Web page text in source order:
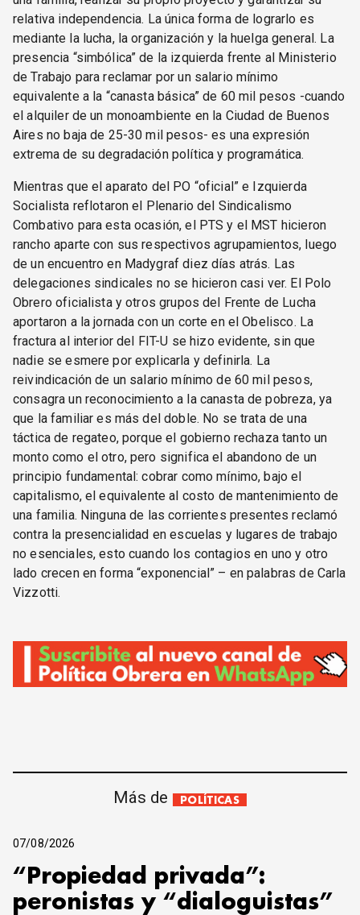
relativa independencia. La única forma de lograrlo es
mediante la lucha, la organización y la huelga general. La
presencia “simbólica” de la izquierda frente al Ministerio
de Trabajo para reclamar por un salario mínimo
equivalente a la “canasta básica” de 60 mil pesos -cuando
el alquiler de un monoambiente en la Ciudad de Buenos
Aires no baja de 25-30 mil pesos- es una expresión
extrema de su degradación política y programática.
Mientras que el aparato del PO “oficial” e Izquierda
Socialista reflotaron el Plenario del Sindicalismo
Combativo para esta ocasión, el PTS y el MST hicieron
rancho aparte con sus respectivos agrupamientos, luego
de un encuentro en Madygraf diez días atrás. Las
delegaciones sindicales no se hicieron casi ver. El Polo
Obrero oficialista y otros grupos del Frente de Lucha
aportaron a la jornada con un corte en el Obelisco. La
fractura al interior del FIT-U se hizo evidente, sin que
nadie se esmere por explicarla y definirla. La
reivindicación de un salario mínimo de 60 mil pesos,
consagra un reconocimiento a la canasta de pobreza, ya
que la familiar es más del doble. No se trata de una
táctica de regateo, porque el gobierno rechaza tanto un
monto como el otro, pero significa el abandono de un
principio fundamental: cobrar como mínimo, bajo el
capitalismo, el equivalente al costo de mantenimiento de
una familia. Ninguna de las corrientes presentes reclamó
contra la presencialidad en escuelas y lugares de trabajo
no esenciales, esto cuando los contagios en uno y otro
lado crecen en forma “exponencial” – en palabras de Carla
Vizzotti.
Más de POLÍTICAS
07/08/2026
“Propiedad privada”:
peronistas y “dialoguistas”